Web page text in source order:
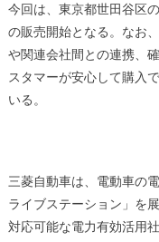
今回は、東京都世田谷区
の販売開始となる。なお
や関連会社間との連携、
スタマーが安心して購入
いる。
三菱自動車は、電動車の
ライブステーション」を
対応可能な電力有効活用